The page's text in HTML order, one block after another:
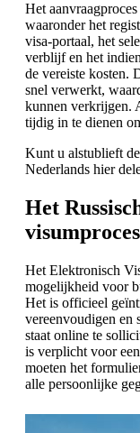
Het
waaronder het
visa-portaal, het
verblijf en het
de vereiste kosten.
snel verwerkt,
kunnen verkrijgen.
tijdig in te dienen
Kunt u alstublieft
Nederlands hier
Het
Het Elektronisch
mogelijkheid voor
Het is officieel
vereenvoudigen en
staat online te
is verplicht voor
moeten het
alle persoonlijke